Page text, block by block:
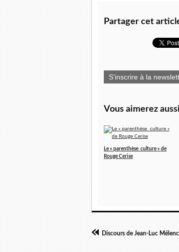
Partager cet
S'inscrire à la
Vous aimerez
Le « parenthèse culture » de
Rouge Cerise